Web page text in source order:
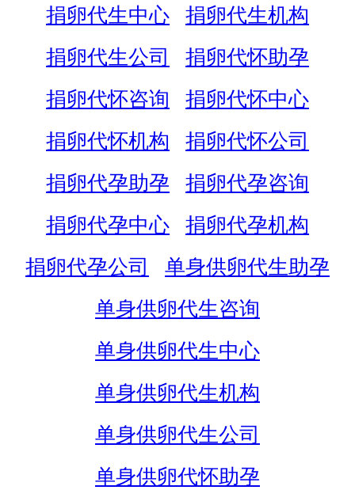
捐卵代生中心
捐卵代生机构
捐卵代生公司
捐卵代怀助孕
捐卵代怀咨询
捐卵代怀中心
捐卵代怀机构
捐卵代怀公司
捐卵代孕助孕
捐卵代孕咨询
捐卵代孕中心
捐卵代孕机构
捐卵代孕公司
单身供卵代生助孕
单身供卵代生咨询
单身供卵代生中心
单身供卵代生机构
单身供卵代生公司
单身供卵代怀助孕